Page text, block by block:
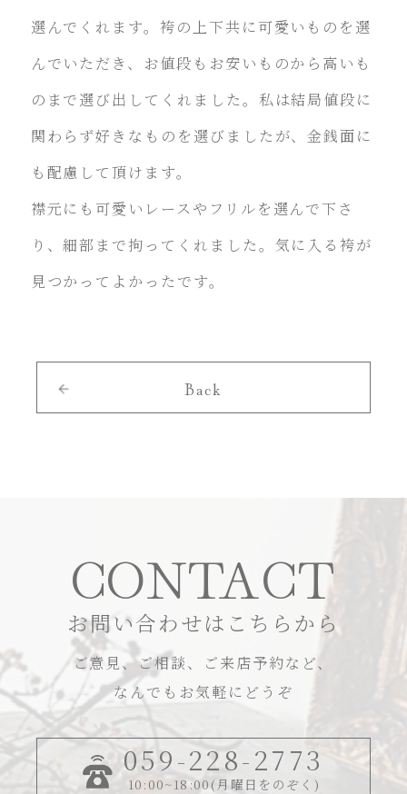
選んでくれます。袴の上下共に可愛いものを選
んでいただき、お値段もお安いものから高いも
のまで選び出してくれました。私は結局値段に
関わらず好きなものを選びましたが、金銭面に
も配慮して頂けます。
襟元にも可愛いレースやフリルを選んで下さ
り、細部まで拘ってくれました。気に入る袴が
見つかってよかったです。
Back
CONTACT
お問い合わせはこちらから
ご意見、ご相談、ご来店予約など、
なんでもお気軽にどうぞ
059-228-2773
10:00~18:00(月曜日をのぞく)